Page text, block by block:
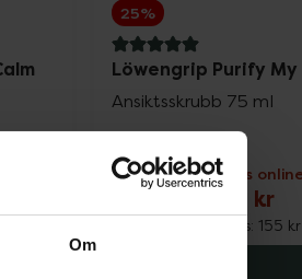
Om
Clean & Calm Rich Barrier
25%
5 av 5 i omdöme
Löwengrip Purify My
Ansiktsskrubb 75 ml
Kampanjpris
116,25 kr
Tidigare pris: 155 kr